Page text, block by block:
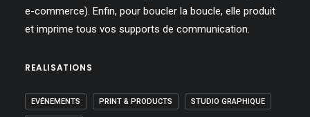
e-commerce). Enfin, pour boucler la boucle, elle produit
et imprime tous vos supports de communication.
REALISATIONS
EVÉNEMENTS PRINT & PRODUCTS STUDIO GRAPHIQUE